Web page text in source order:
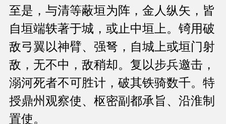
至是，与清等蔽垣为阵，金人纵矢，皆
自垣端轶著于城，或止中垣上。锜用破
敌弓翼以神臂、强弩，自城上或垣门射
敌，无不中，敌稍却。复以步兵邀击，
溺河死者不可胜计，破其铁骑数千。特
授鼎州观察使、枢密副都承旨、沿淮制
置使。